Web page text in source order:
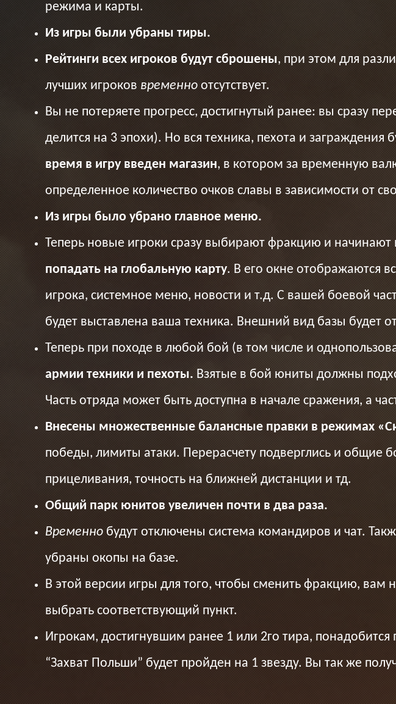
режима и карты.
Из игры были убраны тиры.
Рейтинги всех игроков будут сброшены, при этом для
лучших игроков временноотсутствует.
Вы не потеряете прогресс, достигнутый ранее: вы сразу
делится на 3 эпохи). Но вся техника, пехота и
время в игру введен магазин, в котором за временную
определенное количество очков славы в зависимости от
Из игры было убрано главное меню.
Теперь новые игроки сразу выбирают фракцию и
попадать на глобальную карту. В его окне отображаются
игрока, системное меню, новости и т.д. С вашей боевой
будет выставлена ваша техника. Внешний вид базы будет
Теперь при походе в любой бой (в том числе и
армии техники и пехоты. Взятые в бой юниты должны
Часть отряда может быть доступна в начале сражения, а
Внесены множественные балансные правки в режимах
победы, лимиты атаки. Перерасчету подверглись и общие
прицеливания, точность на ближней дистанции и тд.
Общий парк юнитов увеличен почти в два раза.
Временнобудут отключены система командиров и чат.
убраны окопы на базе.
В этой версии игры для того, чтобы сменить фракцию, вам
выбрать соответствующий пункт.
Игрокам, достигнувшим ранее 1 или 2го тира,
“Захват Польши” будет пройден на 1 звезду. Вы так же